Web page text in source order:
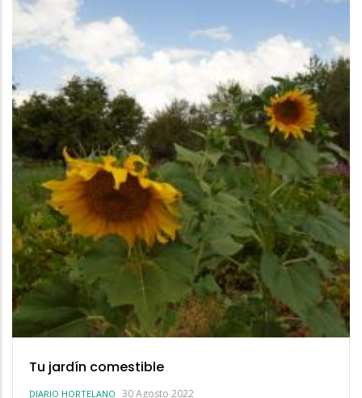
Tu jardín comestible
DIARIO HORTELANO 30 Agosto 2022